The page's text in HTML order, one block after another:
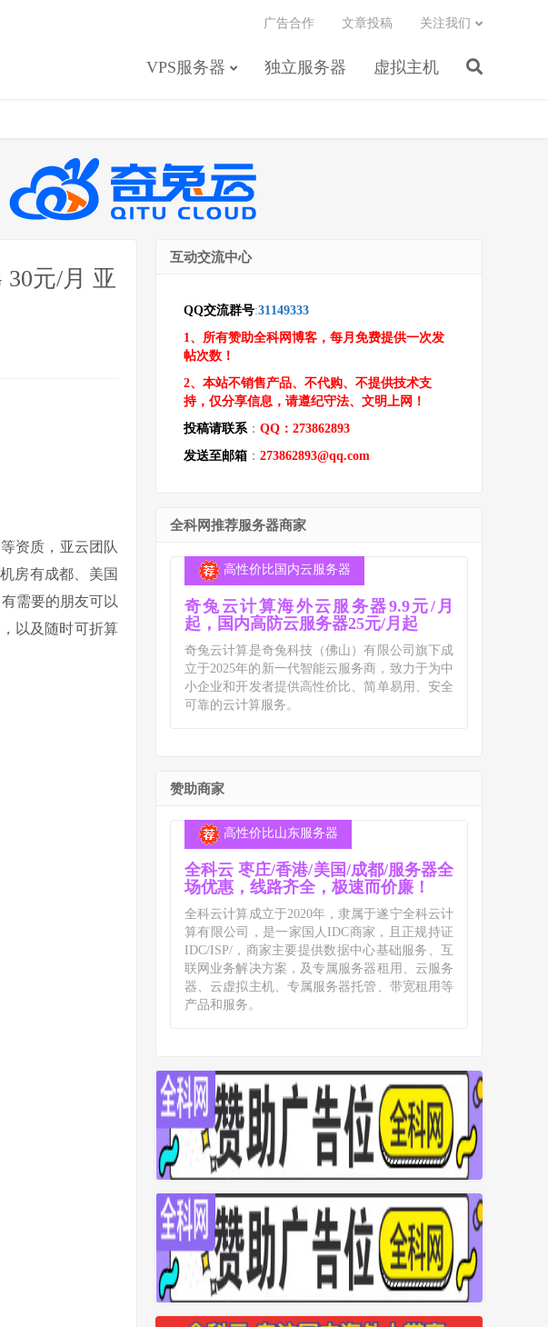
VPS服务器 独立服务器 虚拟主机
广告合作 文章投稿 关注我们
元/月 亚
资质，亚云团队
房有成都、美国
需要的朋友可以
以及随时可折算
互动交流中心
QQ交流群号:31149333
1、所有赞助全科网博客，每月免费提供一次发
帖次数！
2、本站不销售产品、不代购、不提供技术支
持，仅分享信息，请遵纪守法、文明上网！
投稿请联系： QQ：273862893
发送至邮箱 ： 273862893@qq.com
全科网推荐服务器商家
高性价比国内云服务器
奇兔云计算海外云服务器9.9元/月
起，国内高防云服务器25元/月起
奇兔云计算是奇兔科技（佛山）有限公司旗下成
立于2025年的新一代智能云服务商，致力于为中
小企业和开发者提供高性价比、简单易用、安全
可靠的云计算服务。
赞助商家
高性价比山东服务器
全科云 枣庄/香港/美国/成都/服务器全
场优惠，线路齐全，极速而价廉！
全科云计算成立于2020年，隶属于遂宁全科云计
算有限公司，是一家国人IDC商家，且正规持证
IDC/ISP/，商家主要提供数据中心基础服务、互
联网业务解决方案，及专属服务器租用、云服务
器、云虚拟主机、专属服务器托管、带宽租用等
产品和服务。